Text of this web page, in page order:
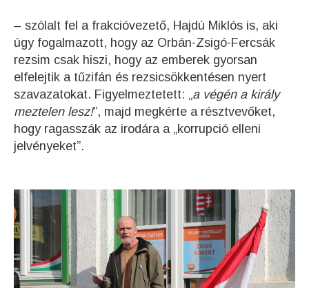
– szólalt fel a frakcióvezető, Hajdú Miklós is, aki
úgy fogalmazott, hogy az Orbán-Zsigó-Fercsák
rezsim csak hiszi, hogy az emberek gyorsan
elfelejtik a tűzifán és rezsicsökkentésen nyert
szavazatokat. Figyelmeztetett: „a végén a király
meztelen lesz!”, majd megkérte a résztvevőket,
hogy ragasszák az irodára a „korrupció elleni
jelvényeket”.